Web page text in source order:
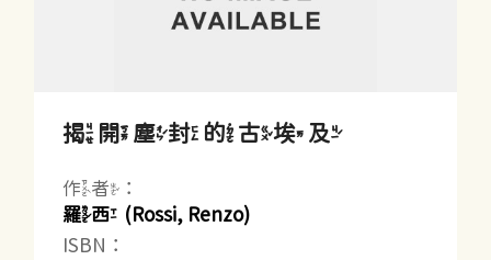
揭開塵封的古埃及
作者：
羅西 (Rossi, Renzo)
ISBN：